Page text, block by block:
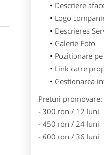
Descriere
Logo
Descrierea
Galerie Foto
Pozitionare
Link catre
Gestionarea
Preturi promovare:
- 300 ron / 12 luni
- 450 ron / 24 luni
- 600 ron / 36 luni